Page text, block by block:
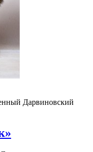
Дарвиновский